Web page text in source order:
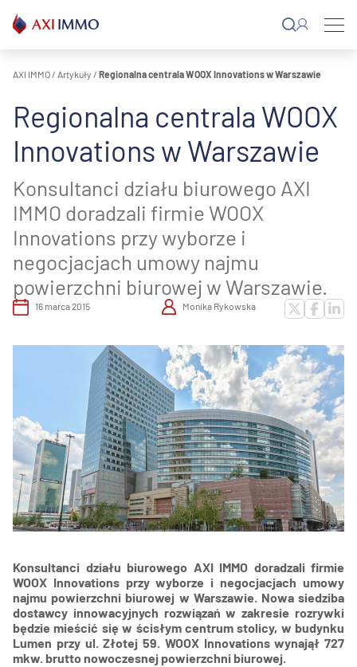
do
treści
AXI IMMO / Artykuły / Regionalna centrala WOOX Innovations w Warszawie
Regionalna centrala WOOX
Innovations w Warszawie
Konsultanci działu biurowego AXI
IMMO doradzali firmie WOOX
Innovations przy wyborze i
negocjacjach umowy najmu
powierzchni biurowej w Warszawie.
16 marca 2015 Monika Rykowska
Konsultanci działu biurowego AXI IMMO doradzali firmie
WOOX Innovations przy wyborze i negocjacjach umowy
najmu powierzchni biurowej w Warszawie. Nowa siedziba
dostawcy innowacyjnych rozwiązań w zakresie rozrywki
będzie mieścić się w ścisłym centrum stolicy, w budynku
Lumen przy ul. Złotej 59. WOOX Innovations wynajął 727
mkw. brutto nowoczesnej powierzchni biurowej.